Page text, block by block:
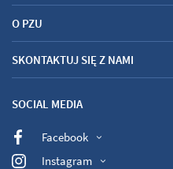
O PZU
SKONTAKTUJ SIĘ Z NAMI
SOCIAL MEDIA
Facebook
Instagram